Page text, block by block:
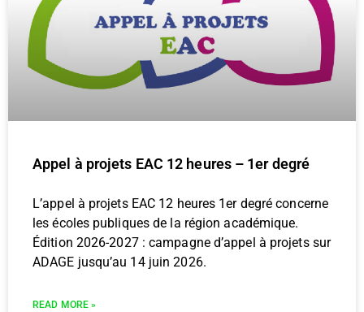
Appel à projets EAC 12 heures – 1er degré
L’appel à projets EAC 12 heures 1er degré concerne
les écoles publiques de la région académique.
Édition 2026-2027 : campagne d’appel à projets sur
ADAGE jusqu’au 14 juin 2026.
READ MORE »